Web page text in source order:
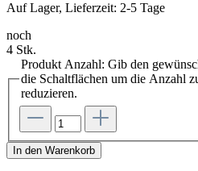
Auf Lager, Lieferzeit: 2-5 Tage
noch
4 Stk.
Produkt Anzahl: Gib den
die Schaltflächen um die Anzahl
reduzieren.
In den Warenkorb